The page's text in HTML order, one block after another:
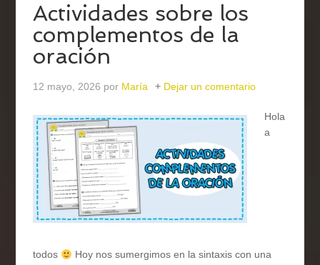
Actividades sobre los
complementos de la
oración
12 mayo, 2026 por María Dejar un comentario
Hola
a
todos
Hoy nos sumergimos en la sintaxis con una